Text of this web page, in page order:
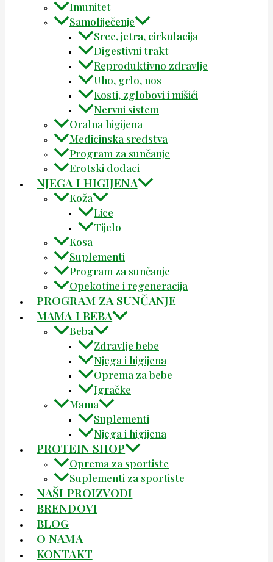
Imunitet
Samoliječenje
Srce, jetra, cirkulacija
Digestivni trakt
Reproduktivno zdravlje
Uho, grlo, nos
Kosti, zglobovi i mišići
Nervni sistem
Oralna higijena
Medicinska sredstva
Program za sunčanje
Erotski dodaci
NJEGA I HIGIJENA
Koža
Lice
Tijelo
Kosa
Suplementi
Program za sunčanje
Opekotine i regeneracija
PROGRAM ZA SUNČANJE
MAMA I BEBA
Beba
Zdravlje bebe
Njega i higijena
Oprema za bebe
Igračke
Mama
Suplementi
Njega i higijena
PROTEIN SHOP
Oprema za sportiste
Suplementi za sportiste
NAŠI PROIZVODI
BRENDOVI
BLOG
O NAMA
KONTAKT